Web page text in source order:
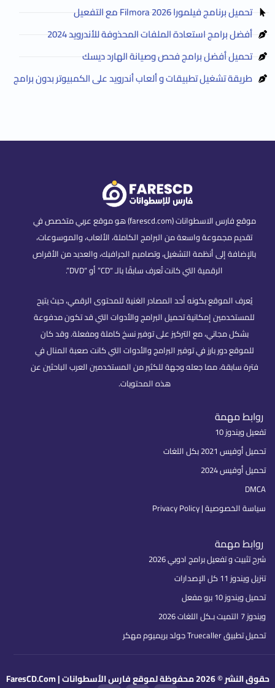
تحميل برنامج فيلمورا Filmora 2026 مع التفعيل
أفضل برامج استعادة الملفات المحذوفة للأندرويد 2024
تحميل أفضل برامج فحص وصيانة الهارد ديسك
طريقة تشغيل تطبيقات و ألعاب أندرويد على الكمبيوتر بدون برامج
موقع فارس الاسطوانات (farescd.com) هو موقع عربي متخصص في
تقديم مجموعة واسعة من البرامج الكاملة، الألعاب، والموسوعات،
بالإضافة إلى أنظمة التشغيل، وتصاميم الجرافيك، والعديد من الأقراص
الرقمية التي كانت تُعرف سابقًا بالـ “CD” أو “DVD”.
يُعرف الموقع بكونه أحد المصادر الغنية للمحتوى الرقمي، حيث يتيح
للمستخدمين إمكانية تحميل البرامج والأدوات التي قد تكون مدفوعة
بشكل مجاني، مع التركيز على توفير نسخ كاملة ومفعلة. وقد كان
للموقع دور بارز في توفير البرامج والأدوات التي كانت صعبة المنال في
فترة سابقة، مما جعله وجهة للكثير من المستخدمين العرب الباحثين عن
هذه المحتويات.
روابط مهمة
تفعيل ويندوز 10
تحميل أوفيس 2021 بكل اللغات
تحميل أوفيس 2024
DMCA
سياسة الخصوصية | Privacy Policy
روابط مهمة
شرح تثبيت و تفعيل برامج ادوبي 2026
تنزيل ويندوز 11 كل الإصدارات
تحميل ويندوز 10 برو مفعل
ويندوز 7 التميت بـكل اللغات 2026
تحميل تطبيق Truecaller جولد بريميوم مهكر
حقوق النشر © 2026 محفوظة لموقع فارس الأسطوانات | FaresCD.Com